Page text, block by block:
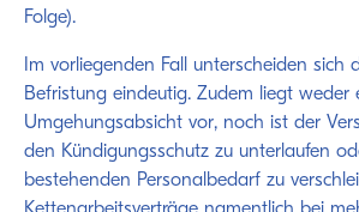
Folge).
Im vorliegenden Fall unterscheiden sich
Befristung eindeutig. Zudem liegt weder
Umgehungsabsicht vor, noch ist der
den Kündigungsschutz zu unterlaufen
bestehenden Personalbedarf zu